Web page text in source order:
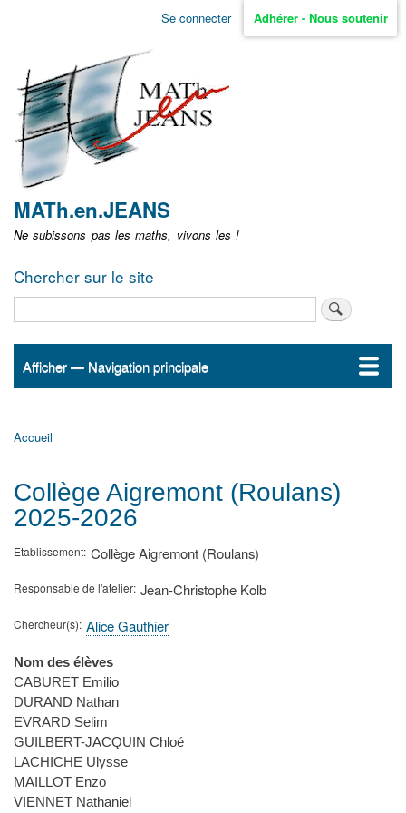
Aller
non
identifié
Se connecter Adhérer - Nous soutenir
MATh.en.JEANS
Ne subissons pas les maths, vivons les !
Chercher sur le site
Navigation
Afficher — Navigation principale
Accueil
ActualitésMATh.en.JEANS ?
Régions et Ateliers
Créer, gérer un atelier
Sujets/Publications
Congrès
d'Ariane
Accueil
Collège Aigremont (Roulans)
2025-2026
Etablissement Collège Aigremont (Roulans)
Responsable de l'atelier Jean-Christophe Kolb
Chercheur(s) Alice Gauthier
Nom des élèves
CABURET Emilio
DURAND Nathan
EVRARD Selim
GUILBERT-JACQUIN Chloé
LACHICHE Ulysse
MAILLOT Enzo
VIENNET Nathaniel